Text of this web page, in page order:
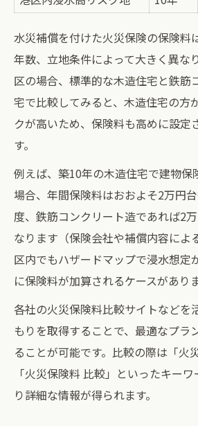
水災補償を付けた火災保険の保険料
年数、立地条件によって大きく異な
区の場合、標準的な木造住宅と鉄筋
宅で比較してみると、木造住宅の方
クが高いため、保険料も高めに設定
す。
例えば、築10年の木造住宅で建物保
場合、年間保険料はおおよそ2万円
度、鉄筋コンクリート造であれば2
なります（保険会社や補償内容によ
区内でもハザードマップで浸水想定
に保険料が加算されるケースがありま
各社の火災保険料比較サイトなどを
もりを取得することで、最適なプラ
ることが可能です。比較の際は「火
「火災保険料 比較」といったキー
り詳細な情報が得られます。